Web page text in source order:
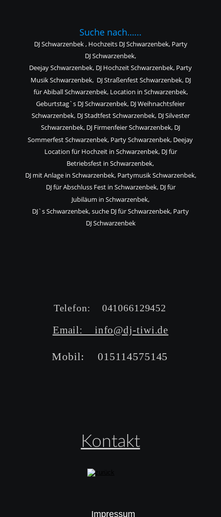
Kontakt
Telefon:    041066129452
Mobil:    015114575145
Email:    info@dj-tiwi.de
Suche nach…...
DJ Schwarzenbek , Hochzeits DJ Schwarzenbek, Party
DJ Schwarzenbek,
Deejay Schwarzenbek, DJ Hochzeit Schwarzenbek, Party
Musik Schwarzenbek,  DJ Straßenfest Schwarzenbek, DJ
für Abiball Schwarzenbek, Location in Schwarzenbek,
Geburtstag`s DJ Schwarzenbek, DJ Weihnachtsfeier
Schwarzenbek, DJ Stadtfest Schwarzenbek, DJ Silvester
Schwarzenbek, DJ Firmenfeier Schwarzenbek, DJ
Sommerfest Schwarzenbek, Party Schwarzenbek, Deejay
Location für Hochzeit in Schwarzenbek, DJ für
Betriebsfest in Schwarzenbek,
DJ mit Anlage in Schwarzenbek, Partymusik Schwarzenbek,
DJ für Abschluss Fest in Schwarzenbek, DJ für
Jubiläum in Schwarzenbek,
DJ`s Schwarzenbek, suche DJ für Schwarzenbek, Party
DJ Schwarzenbek
Impressum